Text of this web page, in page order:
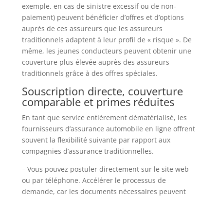
exemple, en cas de sinistre excessif ou de non-
paiement) peuvent bénéficier d’offres et d’options
auprès de ces assureurs que les assureurs
traditionnels adaptent à leur profil de « risque ». De
même, les jeunes conducteurs peuvent obtenir une
couverture plus élevée auprès des assureurs
traditionnels grâce à des offres spéciales.
Souscription directe, couverture
comparable et primes réduites
En tant que service entièrement dématérialisé, les
fournisseurs d’assurance automobile en ligne offrent
souvent la flexibilité suivante par rapport aux
compagnies d’assurance traditionnelles.
– Vous pouvez postuler directement sur le site web
ou par téléphone. Accélérer le processus de
demande, car les documents nécessaires peuvent